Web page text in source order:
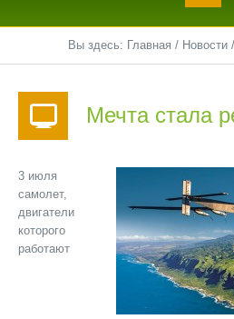
Вы здесь: Главная / Новости /
Мечта стала
3 июля
самолет,
двигатели
которого
работают